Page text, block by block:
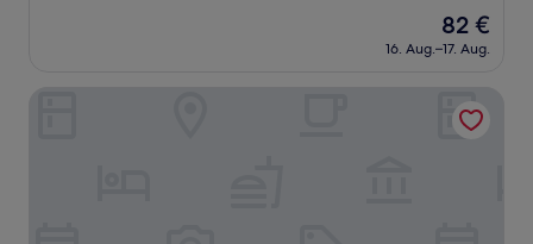
Bewertungen)
Der
Preis
beträgt
82 €
16. Aug.–17. Aug.